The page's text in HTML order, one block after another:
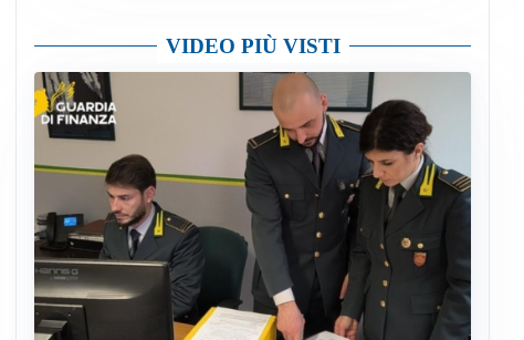
VIDEO PIÙ VISTI